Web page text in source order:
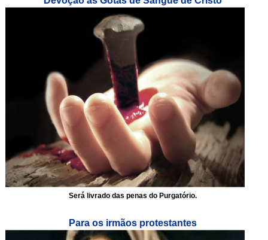
Será livrado das penas do Purgatório.
Para os irmãos protestantes